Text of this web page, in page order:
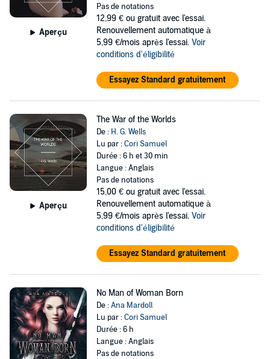
Aperçu
Pas de notations
12,99 € ou gratuit avec l'essai.
Renouvellement automatique à
5,99 €/mois après l'essai. Voir
conditions d'éligibilité
Essayez Standard gratuitement
Aperçu
The War of the Worlds
De : H. G. Wells
Lu par :Cori Samuel
Durée : 6 h et 30 min
Langue : Anglais
Pas de notations
15,00 € ou gratuit avec l'essai.
Renouvellement automatique à
5,99 €/mois après l'essai. Voir
conditions d'éligibilité
Essayez Standard gratuitement
No Man of Woman Born
De :Ana Mardoll
Lu par :Cori Samuel
Durée : 6 h
Langue : Anglais
Pas de notations